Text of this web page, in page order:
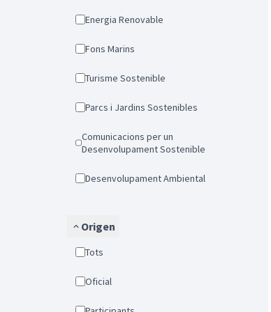
Energia Renovable
Fons Marins
Turisme Sostenible
Parcs i Jardins Sostenibles
Comunicacions per un
Desenvolupament Sostenible
Desenvolupament Ambiental
Origen
Tots
Oficial